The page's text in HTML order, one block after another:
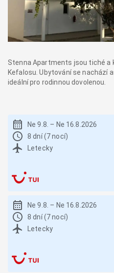
Stenna Apartments jsou tiché a
Kefalosu. Ubytování se nachází
ideální pro rodinnou dovolenou.
Ne 9.8. – Ne 16.8.2026
8 dní (7 nocí)
Letecky
Ne 9.8. – Ne 16.8.2026
8 dní (7 nocí)
Letecky